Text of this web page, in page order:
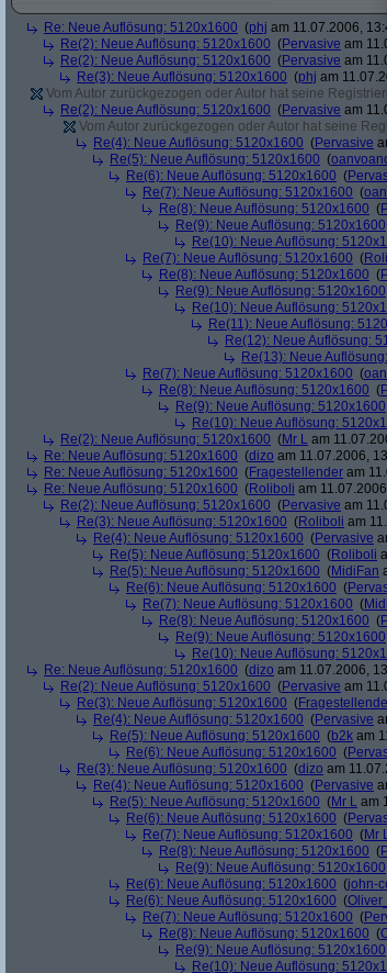
Re: Neue Auflösung: 5120x1600 (phj am 11.07.2006,
Re(2): Neue Auflösung: 5120x1600 (Pervasive am
Re(2): Neue Auflösung: 5120x1600 (Pervasive am
Re(3): Neue Auflösung: 5120x1600 (phj am
Vom Autor zurückgezogen oder Autor hat seine
Re(2): Neue Auflösung: 5120x1600 (Pervasive am
Vom Autor zurückgezogen oder Autor hat seine
Re(4): Neue Auflösung: 5120x1600 (Pervasive
Re(5): Neue Auflösung: 5120x1600 (oanvoanc
Re(6): Neue Auflösung: 5120x1600 (
Re(7): Neue Auflösung: 5120x1600 (
Re(8): Neue Auflösung: 5120x1600 (
Re(9): Neue Auflösung: 5120x1600
Re(10): Neue Auflösung:
Re(7): Neue Auflösung: 5120x1600 (
Re(8): Neue Auflösung: 5120x1600 (
Re(9): Neue Auflösung: 5120x1600
Re(10): Neue Auflösung:
Re(11): Neue Auflösung:
Re(12): Neue Auflösung:
Re(13): Neue
Re(7): Neue Auflösung: 5120x1600 (
Re(8): Neue Auflösung: 5120x1600 (
Re(9): Neue Auflösung: 5120x1600
Re(10): Neue Auflösung:
Re(2): Neue Auflösung: 5120x1600 (Mr L am
Re: Neue Auflösung: 5120x1600 (dizo am 11.07.2006,
Re: Neue Auflösung: 5120x1600 (Fragestellender am
Re: Neue Auflösung: 5120x1600 (Roliboli am
Re(2): Neue Auflösung: 5120x1600 (Pervasive am
Re(3): Neue Auflösung: 5120x1600 (Roliboli am
Re(4): Neue Auflösung: 5120x1600 (Pervasive
Re(5): Neue Auflösung: 5120x1600 (Roliboli
Re(5): Neue Auflösung: 5120x1600 (MidiFan
Re(6): Neue Auflösung: 5120x1600 (
Re(7): Neue Auflösung: 5120x1600 (
Re(8): Neue Auflösung: 5120x1600 (
Re(9): Neue Auflösung: 5120x1600
Re(10): Neue Auflösung:
Re: Neue Auflösung: 5120x1600 (dizo am 11.07.2006,
Re(2): Neue Auflösung: 5120x1600 (Pervasive am
Re(3): Neue Auflösung: 5120x1600 (
Re(4): Neue Auflösung: 5120x1600 (Pervasive
Re(5): Neue Auflösung: 5120x1600 (b2k am
Re(6): Neue Auflösung: 5120x1600 (
Re(3): Neue Auflösung: 5120x1600 (dizo am
Re(4): Neue Auflösung: 5120x1600 (Pervasive
Re(5): Neue Auflösung: 5120x1600 (Mr L am
Re(6): Neue Auflösung: 5120x1600 (
Re(7): Neue Auflösung: 5120x1600 (Mr
Re(8): Neue Auflösung: 5120x1600 (
Re(9): Neue Auflösung: 5120x1600
Re(6): Neue Auflösung: 5120x1600 (john-
Re(6): Neue Auflösung: 5120x1600 (
Re(7): Neue Auflösung: 5120x1600 (
Re(8): Neue Auflösung: 5120x1600 (
Re(9): Neue Auflösung: 5120x1600
Re(10): Neue Auflösung: